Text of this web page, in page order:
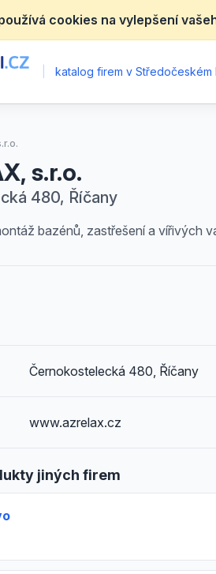
cookies na vylepšení
katalog firem v Středočeském
s.r.o.
480, Říčany
bazénů, zastřešení a vířivých
Černokostelecká 480, Říčany
www.azrelax.cz
jiných firem